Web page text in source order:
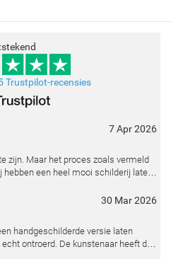
Trustpilot-recensies
7 Apr 2026
zijn. Maar het proces zoals vermeld
een heel mooi schilderij laten
30 Mar 2026
handgeschilderde versie laten
ontroerd. De kunstenaar heeft de